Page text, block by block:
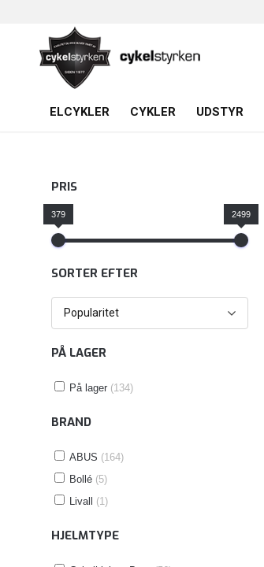
ELCYKLER CYKLER UDSTYR
PRIS
379 2499
SORTER EFTER
Popularitet
PÅ LAGER
På lager (134)
BRAND
ABUS (164)
Bollé (5)
Livall (1)
HJELMTYPE